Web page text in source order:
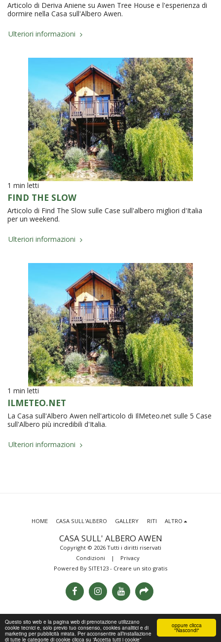
oppure clicca
"Nascondi"
Questo sito web e la pagina web di prenotazione utilizzano
cookie tecnici e, solo previo tuo consenso, cookies analitici e di
marketing per pubblicità mirata. Per acconsentire all’installazione
di tutte le categorie di cookie clicca su “Accetta tutti i cookie”
Articolo di Deriva Aniene su Awen Tree House e l'esperienza di
dormire nella Casa sull'Albero Awen.
Ulteriori informazioni
1 min letti
FIND THE SLOW
Articolo di Find The Slow sulle Case sull'albero migliori d'Italia
per un weekend.
Ulteriori informazioni
1 min letti
ILMETEO.NET
La Casa sull'Albero Awen nell'articolo di IlMeteo.net sulle 5 Case
sull'Albero più incredibili d'Italia.
Ulteriori informazioni
CASA SULL' ALBERO AWEN
Copyright © 2026 Tutti i diritti riservati
Condizioni | Privacy
Powered By SITE123 - Creare un sito gratis
HOME CASA SULL'ALBERO GALLERY RITI ALTRO